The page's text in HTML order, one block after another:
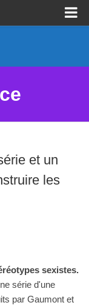
et un
les
sexistes.
série d'une
par Gaumont et